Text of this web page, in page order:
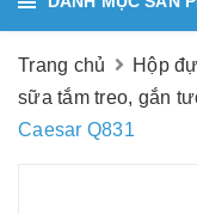
Trang chủ
Hộp
sữa tắm treo, gắn
Caesar Q831